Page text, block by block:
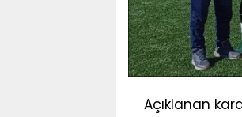
Açıklanan